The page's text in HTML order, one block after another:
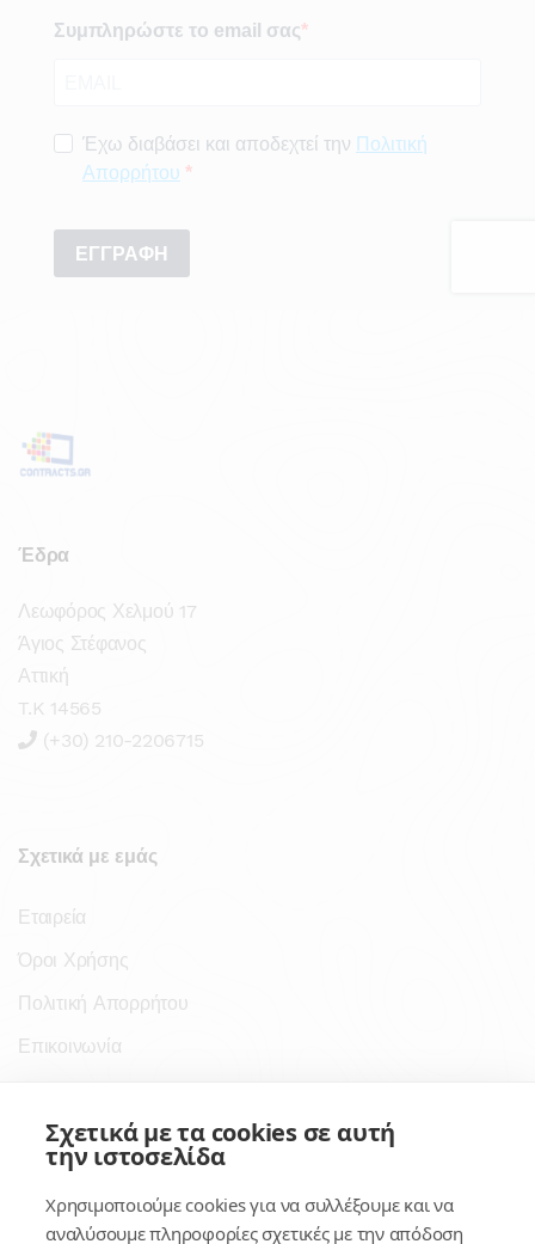
Έδρα
Λεωφόρος Χελμού 17
Άγιος Στέφανος
Αττική
T.K 14565
(+30) 210-2206715
Σχετικά με εμάς
Εταιρεία
Όροι Χρήσης
Πολιτική Απορρήτου
Επικοινωνία
Σύνδεσμοι
Κέντρο Γνώσης
Σχετικά με τα cookies σε αυτή
την ιστοσελίδα
Χρησιμοποιούμε cookies για να συλλέξουμε και να
αναλύσουμε πληροφορίες σχετικές με την απόδοση